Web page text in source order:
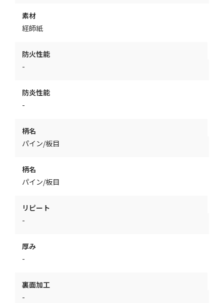
素材
経師紙
防火性能
-
防炎性能
-
柄名
パイン/板目
柄名
パイン/板目
リピート
-
厚み
-
裏面加工
-